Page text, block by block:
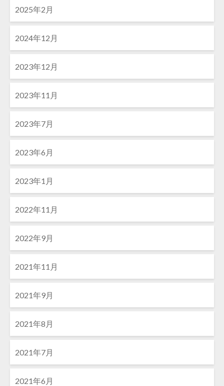
2025年2月
2024年12月
2023年12月
2023年11月
2023年7月
2023年6月
2023年1月
2022年11月
2022年9月
2021年11月
2021年9月
2021年8月
2021年7月
2021年6月